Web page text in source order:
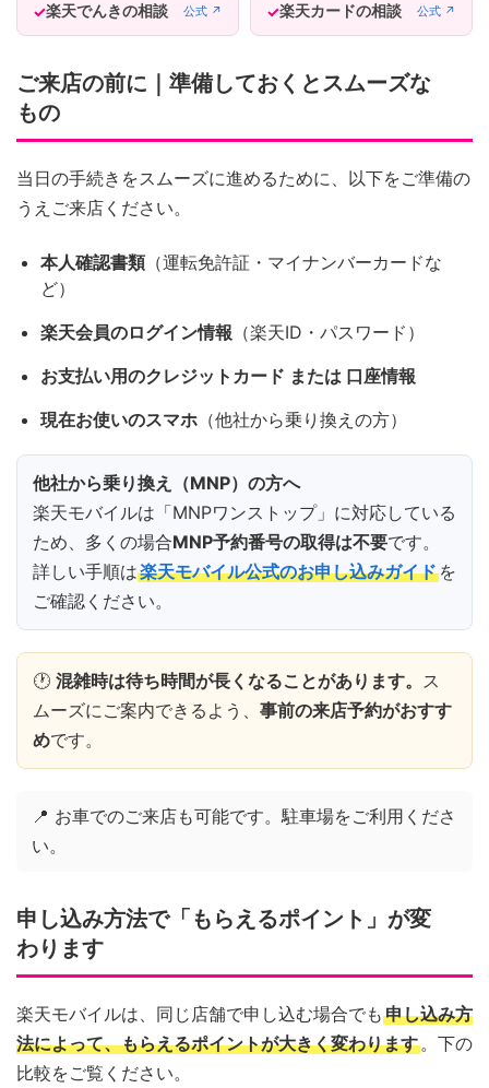
楽天でんきの相談 公式 ↗ 楽天カードの相談 公式 ↗
ご来店の前に｜準備しておくとスムーズな
もの
当日の手続きをスムーズに進めるために、以下をご準備の
うえご来店ください。
本人確認書類（運転免許証・マイナンバーカードな
ど）
楽天会員のログイン情報 （楽天ID・パスワード）
お支払い用のクレジットカード または 口座情報
現在お使いのスマホ （他社から乗り換えの方）
他社から乗り換え（MNP）の方へ
楽天モバイルは「MNPワンストップ」に対応している
ため、多くの場合MNP予約番号の取得は不要です。
詳しい手順は楽天モバイル公式のお申し込みガイド を
ご確認ください。
🕐 混雑時は待ち時間が長くなることがあります。 ス
ムーズにご案内できるよう、 事前の来店予約がおすす
めです。
📍 お車でのご来店も可能です。駐車場をご利用くださ
い。
申し込み方法で「もらえるポイント」が変
わります
楽天モバイルは、同じ店舗で申し込む場合でも 申し込み方
法によって、もらえるポイントが大きく変わります。下の
比較をご覧ください。